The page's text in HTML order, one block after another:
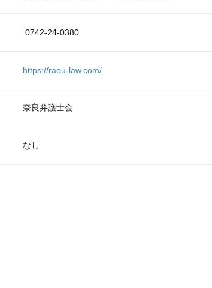
0742-24-0380
https://raou-law.com/
奈良弁護士会
なし